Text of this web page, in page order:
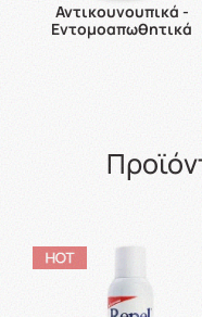
Αντικουνουπικά -
Εντομοαπωθητικά